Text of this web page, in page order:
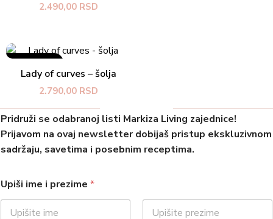
2.490,00 RSD
PROČITAJTE JOŠ
Lady of curves – šolja
2.790,00 RSD
Pridruži se odabranoj listi Markiza Living zajednice!
Prijavom na ovaj newsletter dobijaš pristup ekskluzivnom
sadržaju, savetima i posebnim receptima.
Upiši ime i prezime *